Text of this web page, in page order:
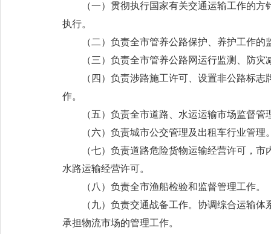
（一）贯彻执行国家有关交通运输工作的
执行。
（二）负责全市管养公路保护、养护工作的
（三）负责全市管养公路网运行监测、防
（四）负责涉路施工许可、设置非公路标
作。
（五）负责全市道路、水运运输市场监督
（六）负责城市公交管理及出租车行业管理
（七）负责道路危险货物运输经营许可，
水路运输经营许可。
（八）负责全市渔船检验和监督管理工作。
（九）负责交通战备工作。协调综合运输
承担物流市场的管理工作。